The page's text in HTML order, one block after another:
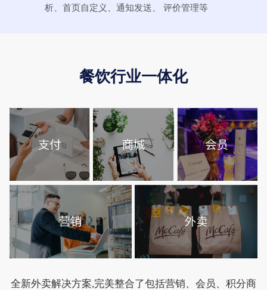
析、首页自定义、通知发送、 评价管理等
餐饮行业一体化
全新外卖解决方案,完美整合了包括营销、会员、积分商